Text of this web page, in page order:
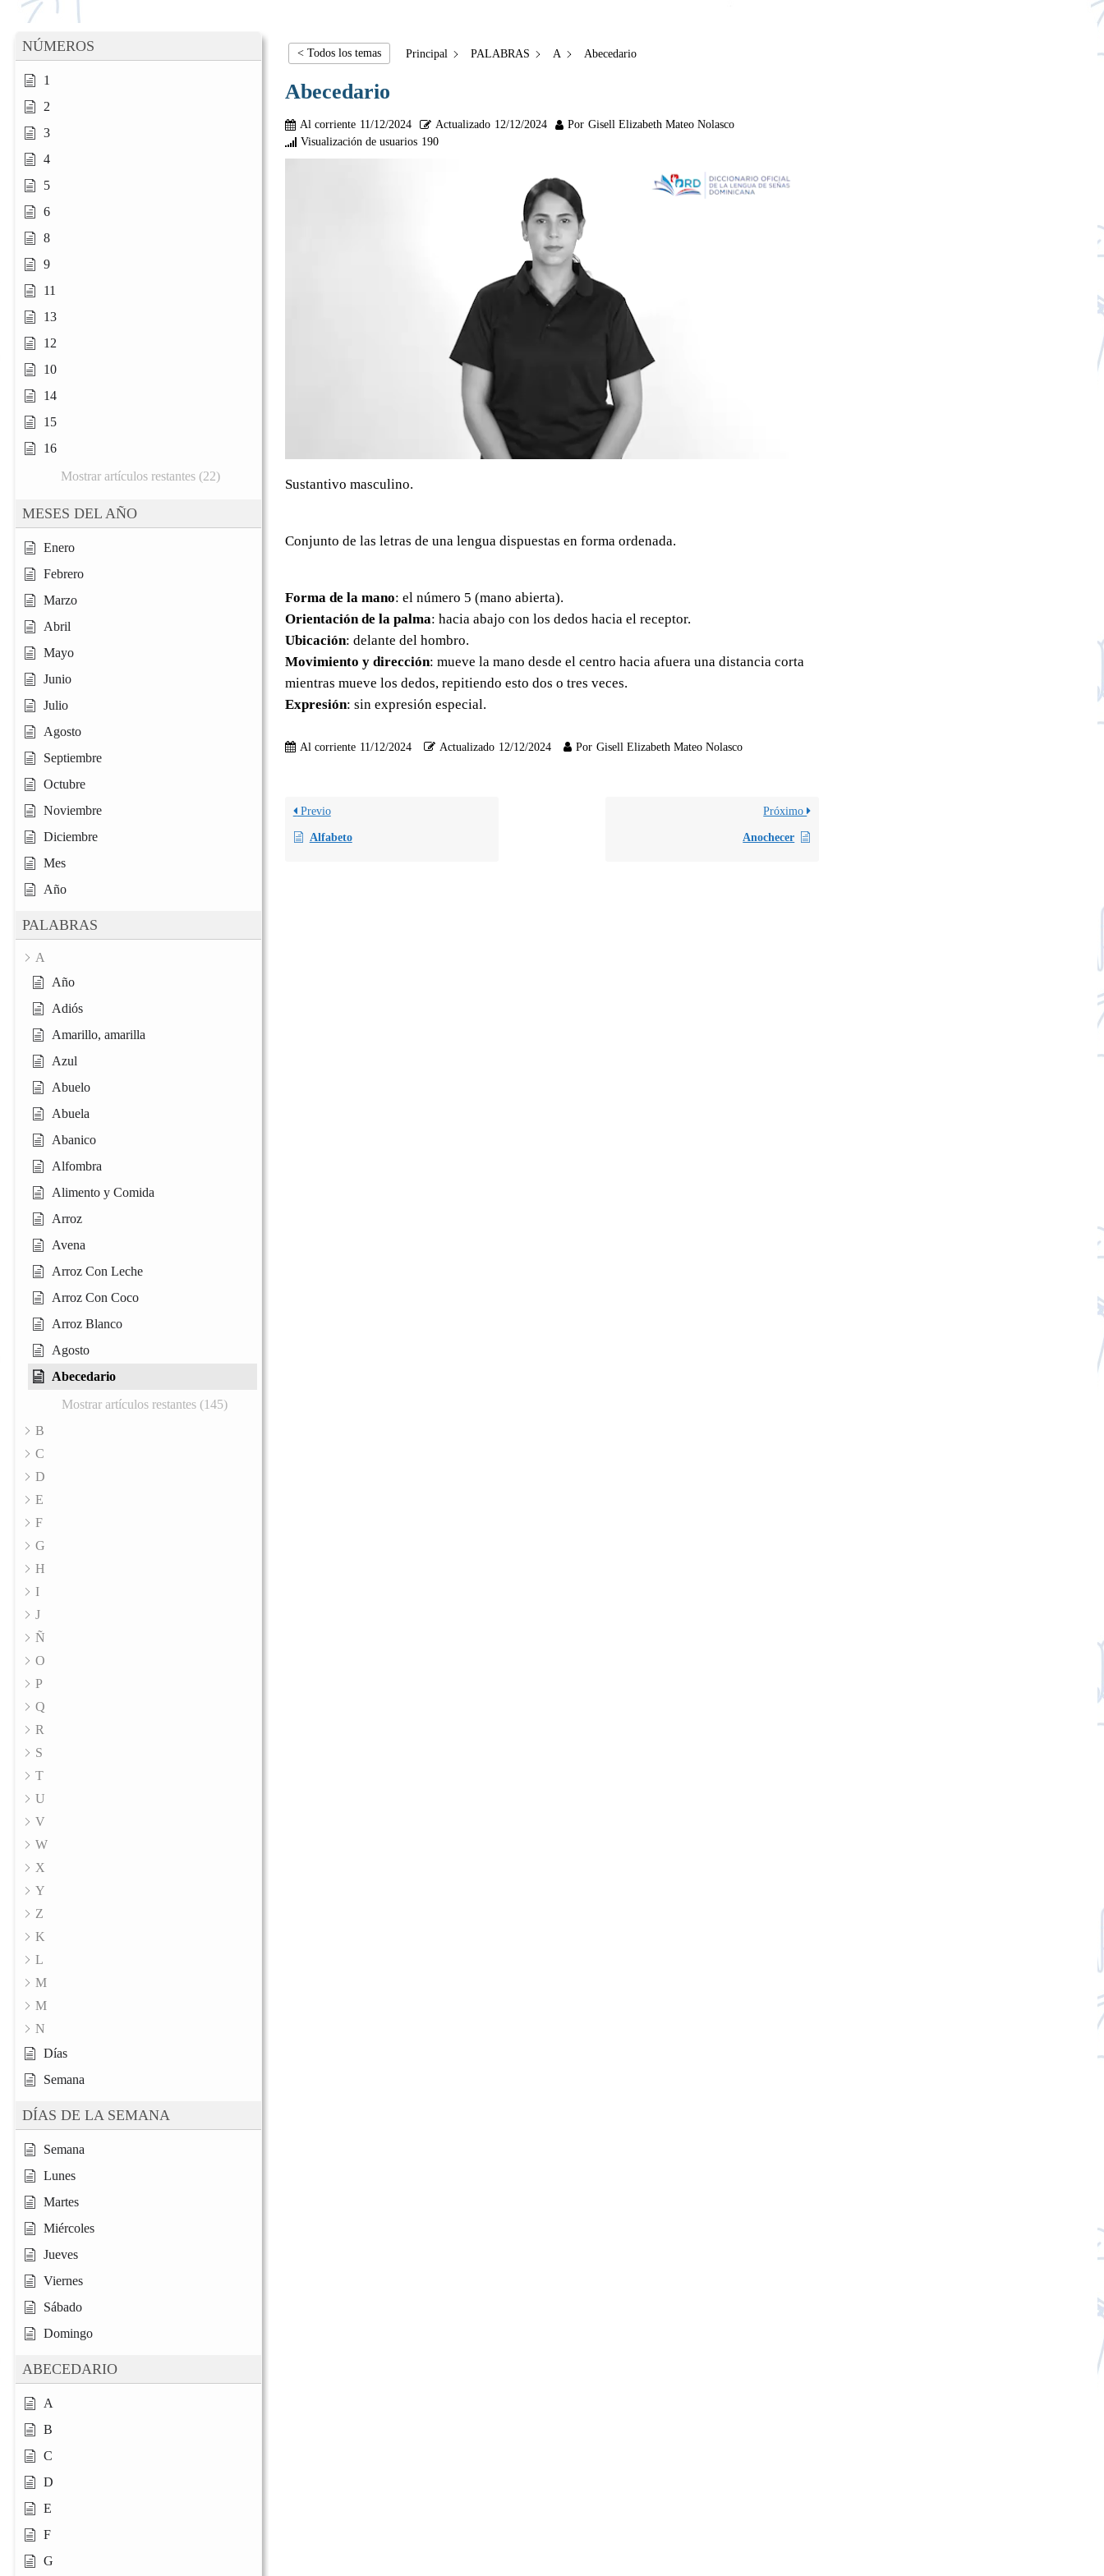
NÚMEROS
1
2
3
4
5
6
8
9
11
13
12
10
14
15
16
Mostrar artículos restantes (22)
MESES DEL AÑO
Enero
Febrero
Marzo
Abril
Mayo
Junio
Julio
Agosto
Septiembre
Octubre
Noviembre
Diciembre
Mes
Año
PALABRAS
A
Año
Adiós
Amarillo, amarilla
Azul
Abuelo
Abuela
Abanico
Alfombra
Alimento y Comida
Arroz
Avena
Arroz Con Leche
Arroz Con Coco
Arroz Blanco
Agosto
Abecedario
Mostrar artículos restantes (145)
B
C
D
E
F
G
H
I
J
Ñ
O
P
Q
R
S
T
U
V
W
X
Y
Z
K
L
M
M
N
Días
Semana
DÍAS DE LA SEMANA
Semana
Lunes
Martes
Miércoles
Jueves
Viernes
Sábado
Domingo
ABECEDARIO
A
B
C
D
E
F
G
< Todos los temas Principal PALABRAS A Abecedario
Abecedario
Al corriente 11/12/2024 Actualizado 12/12/2024 Por Gisell Elizabeth Mateo Nolasco
Visualización de usuarios 190
Sustantivo masculino.
Conjunto de las letras de una lengua dispuestas en forma ordenada.
Forma de la mano: el número 5 (mano abierta).
Orientación de la palma: hacia abajo con los dedos hacia el receptor.
Ubicación: delante del hombro.
Movimiento y dirección: mueve la mano desde el centro hacia afuera una distancia corta
mientras mueve los dedos, repitiendo esto dos o tres veces.
Expresión: sin expresión especial.
Al corriente 11/12/2024 Actualizado 12/12/2024 Por Gisell Elizabeth Mateo Nolasco
Previo
Alfabeto
Próximo
Anochecer